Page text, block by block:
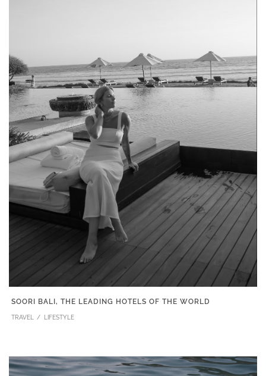
SOORI BALI, THE LEADING HOTELS OF THE WORLD
TRAVEL LIFESTYLE